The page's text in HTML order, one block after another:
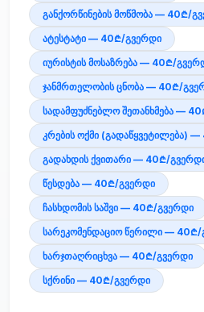
განქორწინების მოწმობა — 40₾/
ატესტატი — 40₾/გვერდი
იურისტის მოსაზრება — 40₾/
ჯანმრთელობის ცნობა — 40₾/
სადამფუძნებლო შეთანხმება —
კრების ოქმი (გადაწყვეტილება)
გადახდის ქვითარი — 40₾/
წესდება — 40₾/გვერდი
ჩასხდომის საშვი — 40₾/გვერდი
სარეკომენდაციო წერილი — 40₾/
ხარჯთაღრიცხვა — 40₾/გვერდი
სქრინი — 40₾/გვერდი